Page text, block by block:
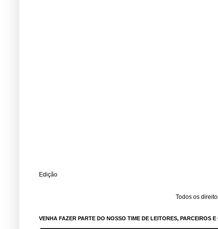
Edição
Todos os
VENHA FAZER PARTE DO NOSSO TIME DE LEITORES, PARCEIROS